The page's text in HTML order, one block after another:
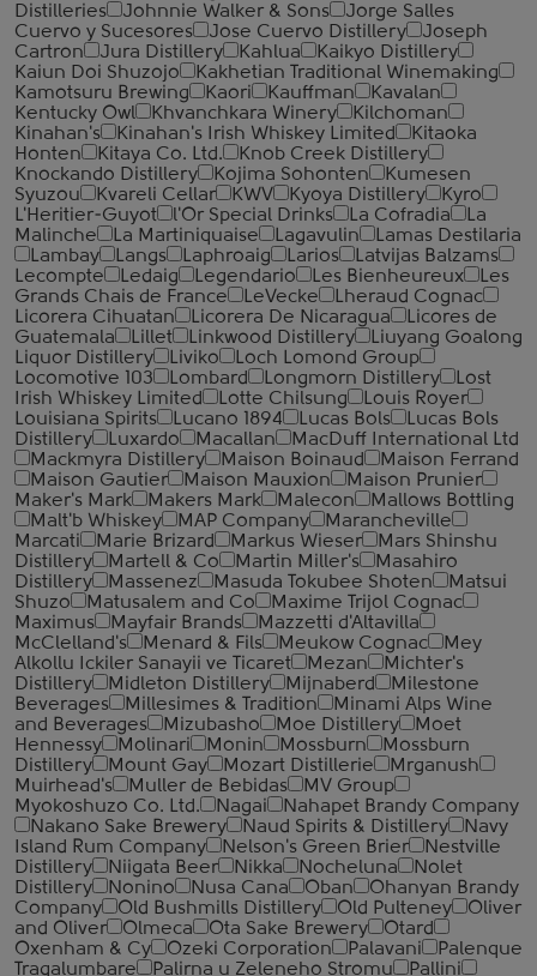
Distilleries
Johnnie Walker & Sons
Jorge Salles
Cuervo y Sucesores
Jose Cuervo Distillery
Joseph
Cartron
Jura Distillery Kahlua
Kaikyo Distillery
Kaiun Doi Shuzojo
Kakhetian Traditional Winemaking
Kamotsuru Brewing
Kaori Kauffman
Kavalan
Kentucky Owl
Khvanchkara Winery
Kilchoman
Kinahan's
Kinahan's Irish Whiskey Limited
Kitaoka
Honten
Kitaya Co. Ltd.
Knob Creek Distillery
Knockando Distillery
Kojima Sohonten
Kumesen
Syuzou
Kvareli Cellar KWV Kyoya Distillery
Kyro
L'Heritier-Guyot
l'Or Special Drinks La Cofradia
La
Malinche
La Martiniquaise Lagavulin
Lamas Destilaria
Lambay
Langs Laphroaig Larios
Latvijas Balzams
Lecompte
Ledaig Legendario Les Bienheureux
Les
Grands Chais de France
LeVecke
Lheraud Cognac
Licorera Cihuatan
Licorera De Nicaragua
Licores de
Guatemala
Lillet Linkwood Distillery
Liuyang Goalong
Liquor Distillery
Liviko
Loch Lomond Group
Locomotive 103
Lombard Longmorn Distillery
Lost
Irish Whiskey Limited
Lotte Chilsung
Louis Royer
Louisiana Spirits
Lucano 1894 Lucas Bols
Lucas Bols
Distillery
Luxardo Macallan
MacDuff International Ltd
Mackmyra Distillery
Maison Boinaud
Maison Ferrand
Maison Gautier
Maison Mauxion
Maison Prunier
Maker's Mark
Makers Mark Malecon
Mallows Bottling
Malt'b Whiskey
MAP Company
Marancheville
Marcati
Marie Brizard Markus Wieser
Mars Shinshu
Distillery
Martell & Co Martin Miller's
Masahiro
Distillery
Massenez Masuda Tokubee Shoten
Matsui
Shuzo
Matusalem and Co
Maxime Trijol Cognac
Maximus
Mayfair Brands
Mazzetti d'Altavilla
McClelland's
Menard & Fils Meukow Cognac
Mey
Alkollu Ickiler Sanayii ve Ticaret
Mezan
Michter's
Distillery
Midleton Distillery Mijnaberd
Milestone
Beverages
Millesimes & Tradition
Minami Alps Wine
and Beverages
Mizubasho Moe Distillery
Moet
Hennessy
Molinari Monin Mossburn
Mossburn
Distillery
Mount Gay Mozart Distillerie
Mrganush
Muirhead's
Muller de Bebidas
MV Group
Myokoshuzo Co. Ltd.
Nagai
Nahapet Brandy Company
Nakano Sake Brewery
Naud Spirits & Distillery
Navy
Island Rum Company
Nelson's Green Brier
Nestville
Distillery
Niigata Beer Nikka Nocheluna
Nolet
Distillery
Nonino Nusa Cana Oban
Ohanyan Brandy
Company
Old Bushmills Distillery Old Pulteney
Oliver
and Oliver
Olmeca Ota Sake Brewery
Otard
Oxenham & Cy
Ozeki Corporation Palavani
Palenque
Tragalumbare
Palirna u Zeleneho Stromu
Pallini